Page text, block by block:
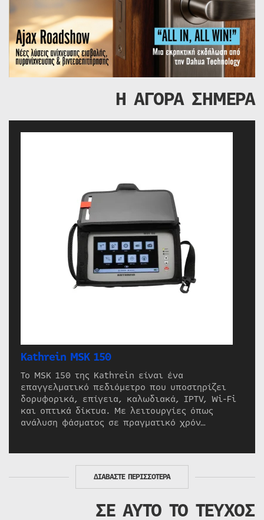
Η ΑΓΟΡΑ ΣΗΜΕΡΑ
Kathrein MSK 150
Το MSK 150 της Kathrein είναι ένα
επαγγελματικό πεδιόμετρο που υποστηρίζει
δορυφορικά, επίγεια, καλωδιακά, IPTV, Wi-Fi
και οπτικά δίκτυα. Με λειτουργίες όπως
ανάλυση φάσματος σε πραγματικό χρόν…
ΔΙΑΒΑΣΤΕ ΠΕΡΙΣΣΟΤΕΡΑ
ΣΕ ΑΥΤΟ ΤΟ ΤΕΥΧΟΣ